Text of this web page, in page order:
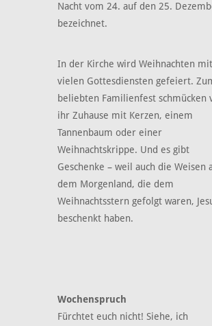
Nacht vom 24. auf den 25.
bezeichnet.
In der Kirche wird Weihnachten mit
vielen Gottesdiensten gefeiert.
beliebten Familienfest schmücken
ihr Zuhause mit Kerzen, einem
Tannenbaum oder einer
Weihnachtskrippe. Und es gibt
Geschenke – weil auch die Weisen
dem Morgenland, die dem
Weihnachtsstern gefolgt waren,
beschenkt haben.
Wochenspruch
Fürchtet euch nicht! Siehe, ich